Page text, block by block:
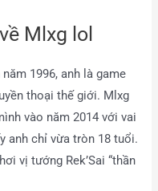
Mlxg lol
1996, anh là game
thoại thế giới. Mlxg
vào năm 2014 với vai
anh chỉ vừa tròn 18 tuổi.
vị tướng Rek’Sai “thần